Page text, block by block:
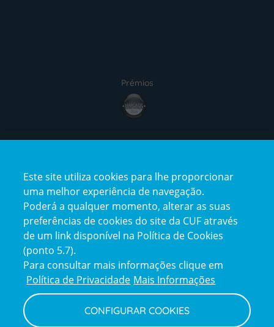
Prémios
Reclamações
e
elogios
Este site utiliza cookies para lhe proporcionar
uma melhor experiência de navegação.
Poderá a qualquer momento, alterar as suas
preferências de cookies do site da CUF através
de um link disponível na Política de Cookies
(ponto 5.7).
Para consultar mais informações clique em
Política de Privacidade Mais Informações
CONFIGURAR COOKIES